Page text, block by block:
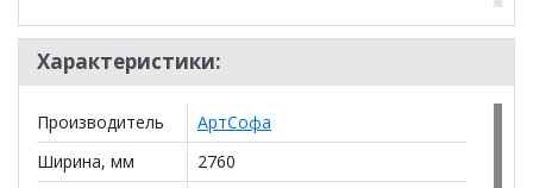
Наполнение:
НПБ+ ортопедическая пена марки
HR
короб:
Ламинированный ящик в прямой
части
Опоры:
Металлические хромированные
Характеристики:
Производитель
АртСофа
Ширина, мм
2760